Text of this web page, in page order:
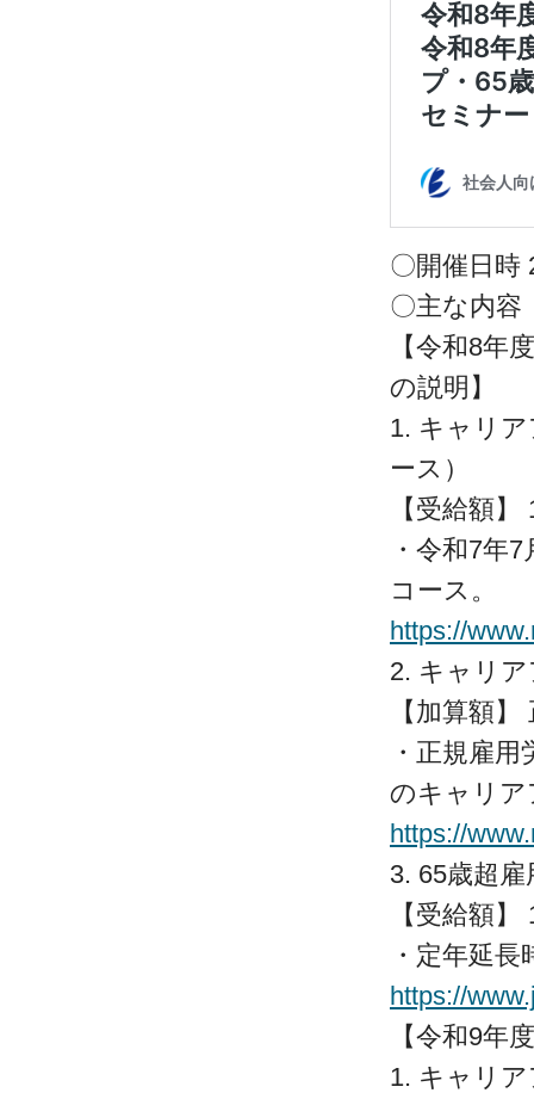
〇開催日時
〇主
【令和8年
の説明】
1. キャリ
ース）
【受給額
・令和7年
コース。
https://
2. キャリ
【加算額
・正規雇
のキャリア
https://
3. 65歳超
【受給額
・定年延
https://
【令和9年
1. キャリ